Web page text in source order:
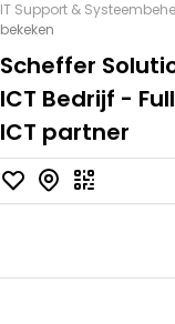
IT Support &
bekeken
Scheffer
ICT Bedrijf -
ICT partner